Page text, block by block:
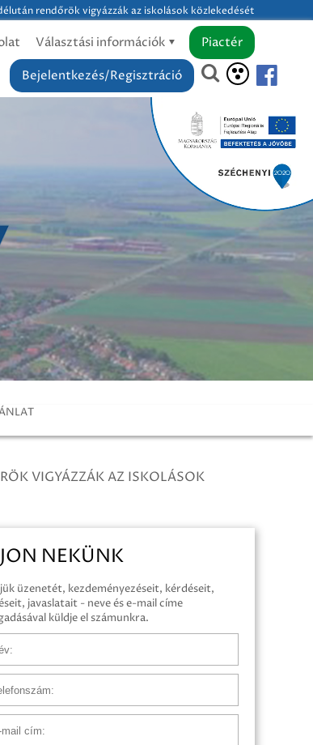
rendőrök vigyázzák az iskolások közlekedését
Választási információk
Piactér
Bejelentkezés/Regisztráció
VIGYÁZZÁK AZ ISKOLÁSOK
NEKÜNK
üzenetét, kezdeményezéseit, kérdéseit,
javaslatait - neve és e-mail címe
küldje el számunkra.